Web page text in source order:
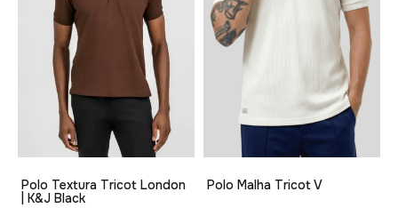
Polo Textura Tricot London
| K&J Black
Polo Malha Tricot V